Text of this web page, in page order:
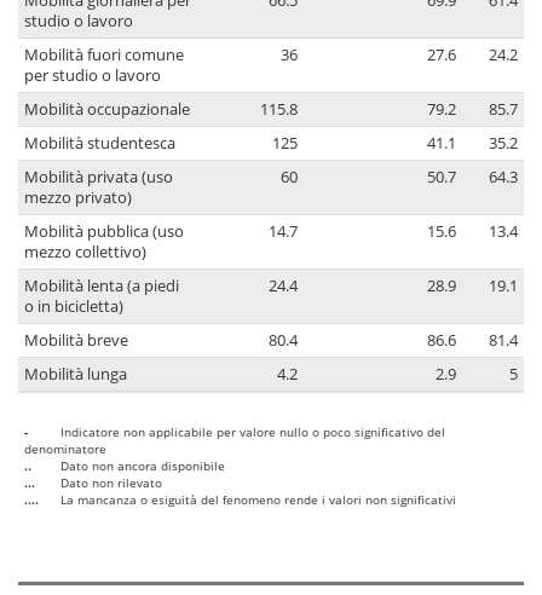
studio o lavoro
Mobilità fuori comune
per studio o lavoro
36 27.6 24.2
Mobilità occupazionale 115.8 79.2
85.7
Mobilità studentesca
125 41.1
35.2
Mobilità privata (uso
mezzo privato)
60 50.7 64.3
Mobilità pubblica (uso
mezzo collettivo)
14.7 15.6 13.4
Mobilità lenta (a piedi
o in bicicletta)
24.4 28.9 19.1
Mobilità breve 80.4 86.6
81.4
Mobilità lunga
4.2 2.9 5
-
Indicatore non applicabile per valore nullo o poco significativo del
denominatore
..
Dato non ancora disponibile
...
Dato non rilevato
....
La mancanza o esiguità del fenomeno rende i valori non significativi